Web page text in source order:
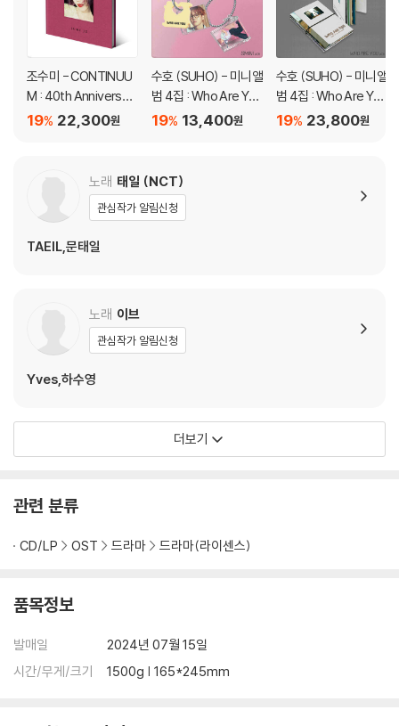
조수미 - CONTINUU
M : 40th Anniversar
y Special Album
22,300원
19%
수호 (SUHO) - 미니앨
범 4집 : Who Are You
[SMini Ver.](스마트앨
13,400원
19%
수호 (SUHO) - 미니앨
범 4집 : Who Are You
[Who Are You Ver.]
23,800원
19%
노래 태일 (NCT)
관심작가 알림신청
TAEIL,문태일
노래 이브
관심작가 알림신청
Yves,하수영
더보기
관련 분류
CD/LP OST 드라마 드라마(라이센스)
품목정보
발매일
2024년 07월 15일
시간/무게/크기
1500g | 165*245mm